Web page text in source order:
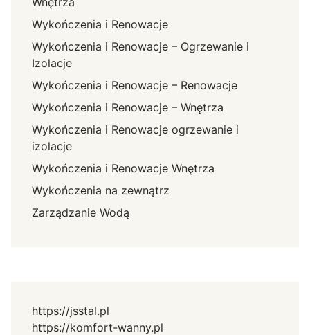
Wykończenia i Renowacje
Wykończenia i Renowacje – Ogrzewanie i
Izolacje
Wykończenia i Renowacje – Renowacje
Wykończenia i Renowacje – Wnętrza
Wykończenia i Renowacje ogrzewanie i
izolacje
Wykończenia i Renowacje Wnętrza
Wykończenia na zewnątrz
Zarządzanie Wodą
https://jsstal.pl
https://komfort-wanny.pl